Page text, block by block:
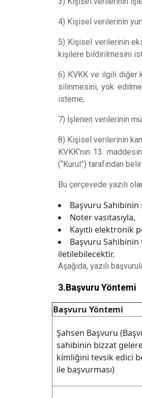
4) Kişisel verilerinin
5) Kişisel verilerinin
kişilere bildirilmesini
6) KVKK ve ilgili diğer
silinmesini, yok
isteme,
7) İşlenen verilerinin
8) Kişisel verilerinin
KVKK’nın 13.
(“Kurul”) tarafından
Bu çerçevede yazılı
Başvuru
Noter vasıtasıyla,
Kayıtlı elektronik
Başvuru
iletilebilecektir.
Aşağıda, yazılı
3.Başvuru Yöntemi
Başvuru Yöntemi
Şahsen Başvuru
sahibinin bizzat
kimliğini tevsik edici
ile başvurması)